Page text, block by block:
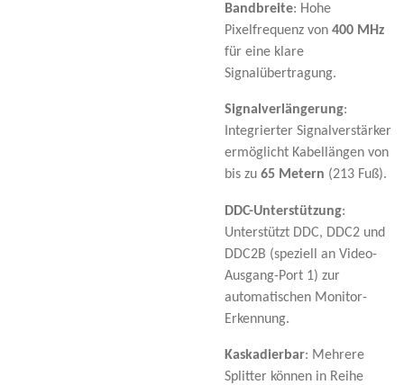
Bandbreite: Hohe
Pixelfrequenz von 400 MHz
für eine klare
Signalübertragung.
Signalverlängerung:
Integrierter Signalverstärker
ermöglicht Kabellängen von
bis zu 65 Metern (213 Fuß).
DDC-Unterstützung:
Unterstützt DDC, DDC2 und
DDC2B (speziell an Video-
Ausgang-Port 1) zur
automatischen Monitor-
Erkennung.
Kaskadierbar: Mehrere
Splitter können in Reihe